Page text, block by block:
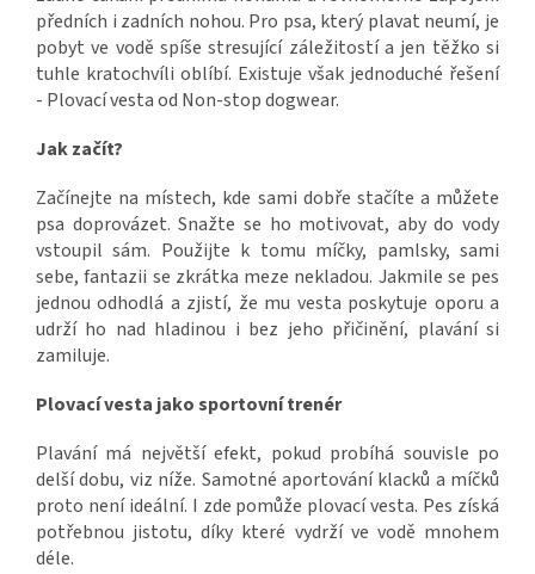
předních i zadních nohou. Pro psa, který plavat neumí, je
pobyt ve vodě spíše stresující záležitostí a jen těžko si
tuhle kratochvíli oblíbí. Existuje však jednoduché řešení
- Plovací vesta od Non-stop dogwear.
Jak začít?
Začínejte na místech, kde sami dobře stačíte a můžete
psa doprovázet. Snažte se ho motivovat, aby do vody
vstoupil sám. Použijte k tomu míčky, pamlsky, sami
sebe, fantazii se zkrátka meze nekladou. Jakmile se pes
jednou odhodlá a zjistí, že mu vesta poskytuje oporu a
udrží ho nad hladinou i bez jeho přičinění, plavání si
zamiluje.
Plovací vesta jako sportovní trenér
Plavání má největší efekt, pokud probíhá souvisle po
delší dobu, viz níže. Samotné aportování klacků a míčků
proto není ideální. I zde pomůže plovací vesta. Pes získá
potřebnou jistotu, díky které vydrží ve vodě mnohem
déle.